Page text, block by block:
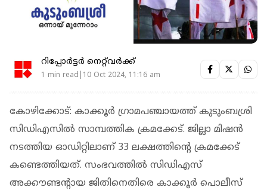
റിപ്പോർട്ടർ നെറ്റ്‌വര്‍ക്ക്‌
1 min read|10 Oct 2024, 11:16 am
കോഴിക്കോട്: കാക്കൂര്‍ ഗ്രാമപഞ്ചായത്ത് കുടുംബശ്രി
സിഡിഎസില്‍ സാമ്പത്തിക ക്രമക്കേട്. ജില്ലാ മിഷന്‍
നടത്തിയ ഓഡിറ്റിലാണ് 33 ലക്ഷത്തിന്റെ ക്രമക്കേട്
കണ്ടെത്തിയത്. സംഭവത്തില്‍ സിഡിഎസ്
അക്കൗണ്ടന്റായ ജിതിനെതിരെ കാക്കൂര്‍ പൊലീസ്